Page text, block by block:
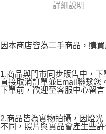
４．使用「AFTEE先享後付」時
恩沛科技股份有限公司將有權停止
詳細說明
因本商店皆為二手商品，購
1.商品與門市同步販售中，
直接取消訂單並Email聯繫您
下單前，歡迎至客服中心留言
2.商品皆為實物拍攝，因燈
不同，照片與實品會產生些許